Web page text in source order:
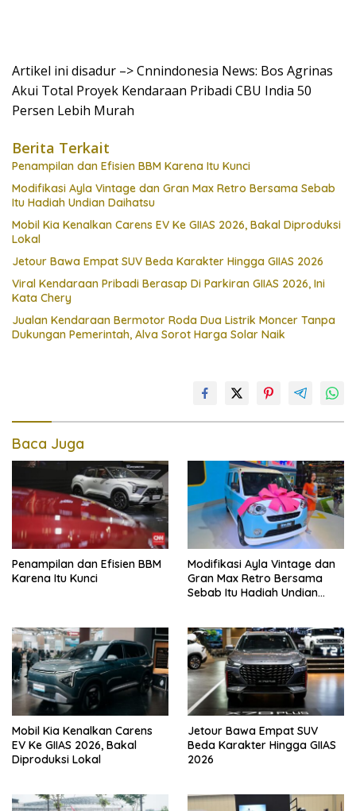
Artikel ini disadur –> Cnnindonesia News: Bos Agrinas
Akui Total Proyek Kendaraan Pribadi CBU India 50
Persen Lebih Murah
Berita Terkait
Penampilan dan Efisien BBM Karena Itu Kunci
Modifikasi Ayla Vintage dan Gran Max Retro Bersama Sebab
Itu Hadiah Undian Daihatsu
Mobil Kia Kenalkan Carens EV Ke GIIAS 2026, Bakal Diproduksi
Lokal
Jetour Bawa Empat SUV Beda Karakter Hingga GIIAS 2026
Viral Kendaraan Pribadi Berasap Di Parkiran GIIAS 2026, Ini
Kata Chery
Jualan Kendaraan Bermotor Roda Dua Listrik Moncer Tanpa
Dukungan Pemerintah, Alva Sorot Harga Solar Naik
Baca Juga
Penampilan dan Efisien BBM
Karena Itu Kunci
Modifikasi Ayla Vintage dan
Gran Max Retro Bersama
Sebab Itu Hadiah Undian
Mobil Kia Kenalkan Carens
EV Ke GIIAS 2026, Bakal
Diproduksi Lokal
Jetour Bawa Empat SUV
Beda Karakter Hingga GIIAS
2026